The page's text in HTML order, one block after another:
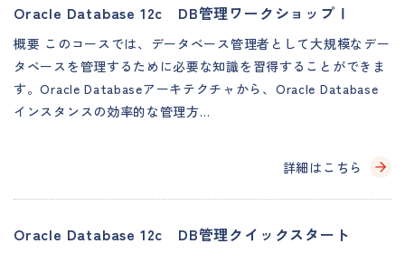
Oracle Database 12c DB管理ワークショップⅠ
概要 このコースでは、データベース管理者として大規模なデー
タベースを管理するために必要な知識を習得することができま
す。Oracle Databaseアーキテクチャから、Oracle Database
インスタンスの効率的な管理方…
詳細はこちら
Oracle Database 12c DB管理クイックスタート